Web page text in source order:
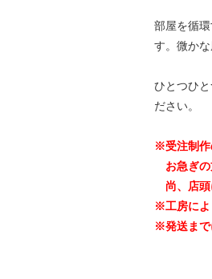
部屋を循
す。微か
ひとつひ
ださい。
※受注制作
お急ぎの
尚、店頭
※工房によ
※発送まで